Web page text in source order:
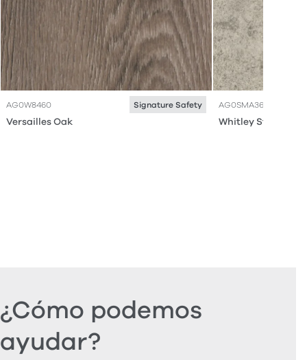
AG0W8460 Signature Safety
Versailles Oak
AG0SMA36
Whitley Stone
¿Cómo podemos
ayudar?